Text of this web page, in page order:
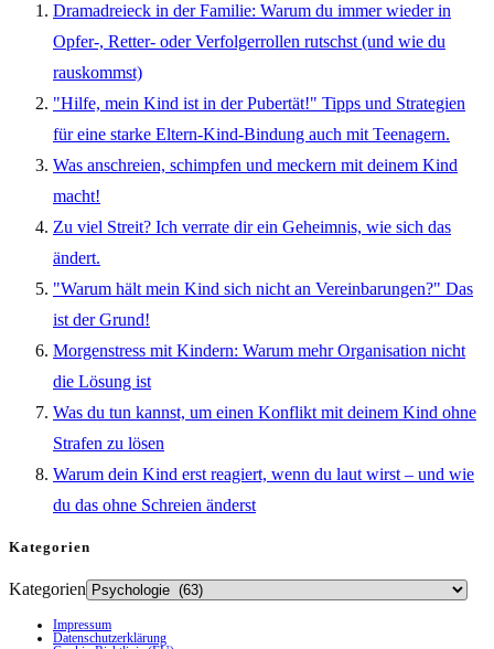
Dramadreieck in der Familie: Warum du immer wieder in
Opfer-, Retter- oder Verfolgerrollen rutschst (und wie du
rauskommst)
"Hilfe, mein Kind ist in der Pubertät!" Tipps und Strategien
für eine starke Eltern-Kind-Bindung auch mit Teenagern.
Was anschreien, schimpfen und meckern mit deinem Kind
macht!
Zu viel Streit? Ich verrate dir ein Geheimnis, wie sich das
ändert.
"Warum hält mein Kind sich nicht an Vereinbarungen?" Das
ist der Grund!
Morgenstress mit Kindern: Warum mehr Organisation nicht
die Lösung ist
Was du tun kannst, um einen Konflikt mit deinem Kind ohne
Strafen zu lösen
Warum dein Kind erst reagiert, wenn du laut wirst – und wie
du das ohne Schreien änderst
Kategorien
Kategorien
Impressum
Datenschutzerklärung